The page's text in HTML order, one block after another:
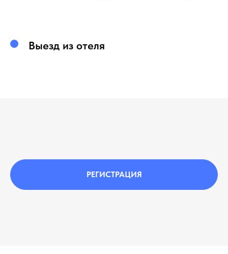
Выезд из отеля
РЕГИСТРАЦИЯ